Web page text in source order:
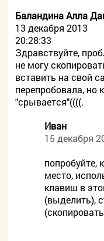
Баландина Алла
13 декабря 2013
20:28:33
Здравствуйте,
не могу
вставить на свой
перепробовала, но
"срывается"((((.
Иван
15 декабря
попробуйте,
место,
клавиш в
(выделить),